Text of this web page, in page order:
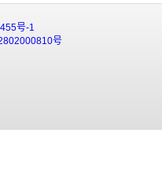
号-1
号